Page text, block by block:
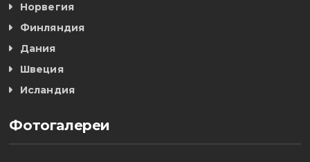
Норвегия
Финляндия
Дания
Швеция
Исландия
Фотогалереи